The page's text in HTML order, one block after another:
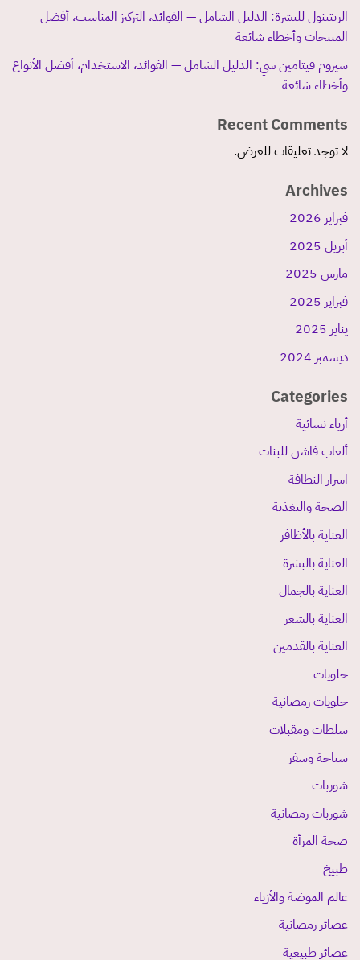
الريتينول للبشرة: الدليل الشامل — الفوائد، التركيز المناسب، أفضل
المنتجات وأخطاء شائعة
سيروم فيتامين سي: الدليل الشامل — الفوائد، الاستخدام، أفضل الأنواع
وأخطاء شائعة
Recent Comments
لا توجد تعليقات للعرض.
Archives
فبراير 2026
أبريل 2025
مارس 2025
فبراير 2025
يناير 2025
ديسمبر 2024
Categories
أزياء نسائية
ألعاب فاشن للبنات
اسرار النظافة
الصحة والتغذية
العناية بالأظافر
العناية بالبشرة
العناية بالجمال
العناية بالشعر
العناية بالقدمين
حلويات
حلويات رمضانية
سلطات ومقبلات
سياحة وسفر
شوربات
شوربات رمضانية
صحة المرأة
طبيخ
عالم الموضة والأزياء
عصائر رمضانية
عصائر طبيعية